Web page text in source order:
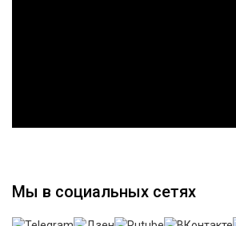
Мы в социальных сетях